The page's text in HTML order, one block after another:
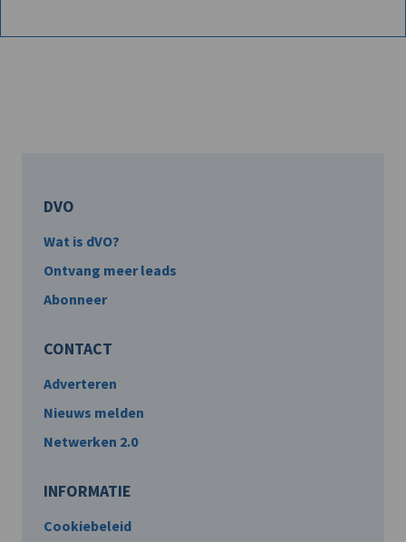
DVO
Wat is dVO?
Ontvang meer leads
Abonneer
CONTACT
Adverteren
Nieuws melden
Netwerken 2.0
INFORMATIE
Cookiebeleid